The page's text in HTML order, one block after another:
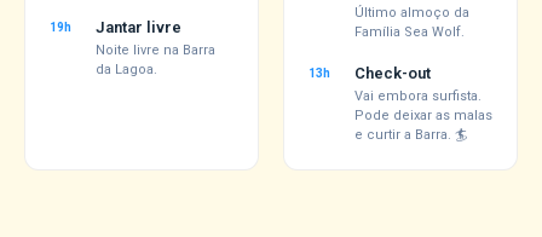
19h Jantar livre
Noite livre na Barra
da Lagoa.
Último almoço da
Família Sea Wolf.
13h Check-out
Vai embora surfista.
Pode deixar as malas
e curtir a Barra. 🏄